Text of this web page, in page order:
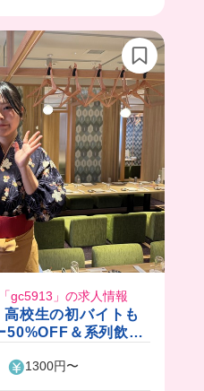
gc5913」の求人情報
高校生の初バイトも
50%OFF＆系列飲食
1300円〜